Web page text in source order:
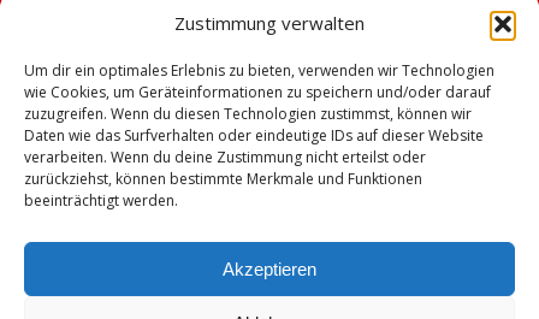
Zustimmung verwalten
Um dir ein optimales Erlebnis zu bieten, verwenden wir Technologien
wie Cookies, um Geräteinformationen zu speichern und/oder darauf
zuzugreifen. Wenn du diesen Technologien zustimmst, können wir
Daten wie das Surfverhalten oder eindeutige IDs auf dieser Website
verarbeiten. Wenn du deine Zustimmung nicht erteilst oder
zurückziehst, können bestimmte Merkmale und Funktionen
beeinträchtigt werden.
Akzeptieren